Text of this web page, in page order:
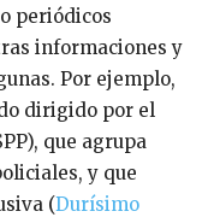
periódicos
informaciones y
Por ejemplo,
dirigido por el
que agrupa
y que
(Durísimo